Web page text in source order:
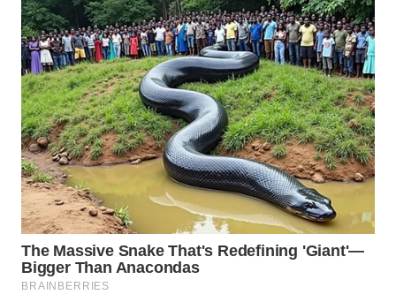
WN
SURABAYA
WN
NATUNA
WN
BINTAN
WN
MANDALIKA
WN